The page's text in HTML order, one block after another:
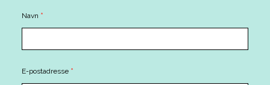
Contact
Navn *
E-postadresse *